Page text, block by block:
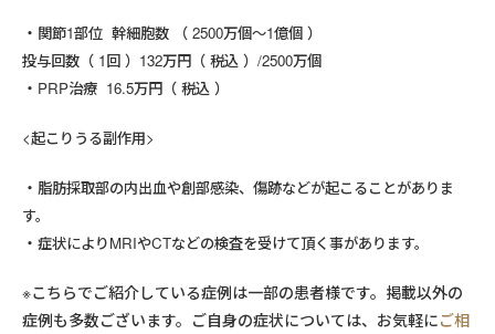
関節1部位 幹細胞数 （ 2500万個～1億個 ）
投与回数（ 1回 ）132万円（ 税込 ）/2500万個
PRP治療 16.5万円（ 税込 ）
<起こりうる副作用>
脂肪採取部の内出血や創部感染、傷跡などが起こることがありま
す。
症状によりMRIやCTなどの検査を受けて頂く事があります。
※こちらでご紹介している症例は一部の患者様です。掲載以外の
症例も多数ございます。ご自身の症状については、お気軽にご相